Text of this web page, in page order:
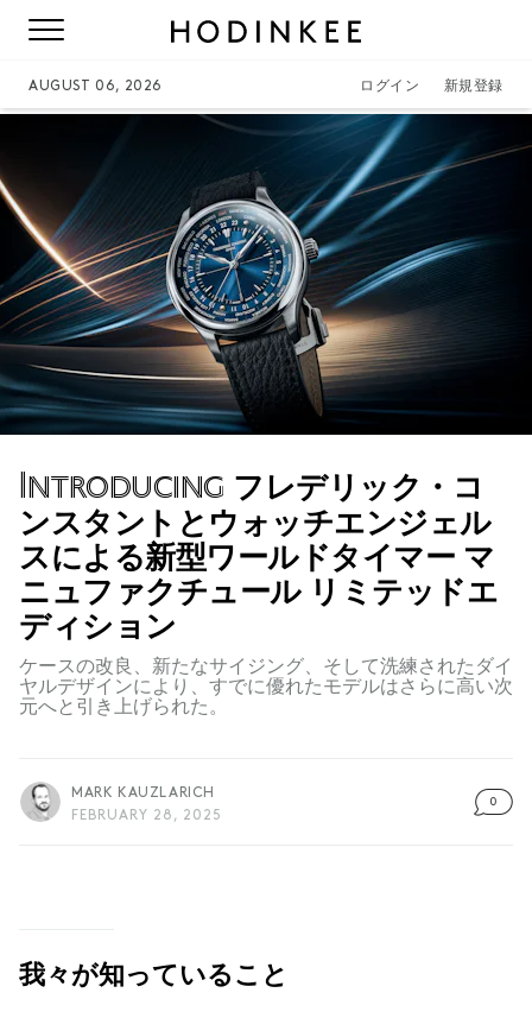
AUGUST 06, 2026 ログイン 新規登録
Introducing フレデリック・コ
ンスタントとウォッチエンジェル
スによる新型ワールドタイマー マ
ニュファクチュール リミテッドエ
ディション
ケースの改良、新たなサイジング、そして洗練されたダイ
ヤルデザインにより、すでに優れたモデルはさらに高い次
元へと引き上げられた。
MARK KAUZLARICH
FEBRUARY 28, 2025
0
我々が知っていること